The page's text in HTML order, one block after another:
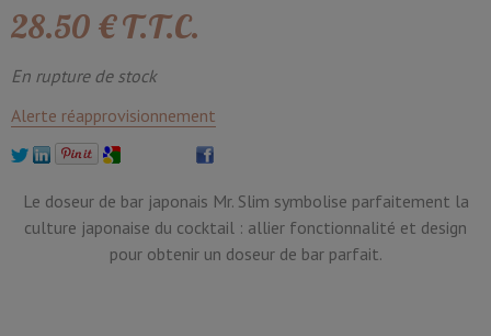
28.50 €T.T.C.
En rupture de stock
Alerte réapprovisionnement
Le doseur de bar japonais Mr. Slim symbolise parfaitement la
culture japonaise du cocktail : allier fonctionnalité et design
pour obtenir un doseur de bar parfait.